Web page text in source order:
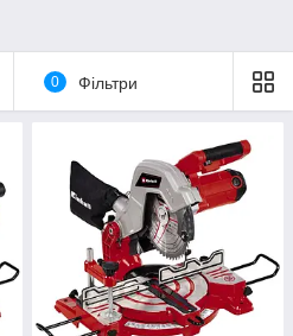
0 Фільтри